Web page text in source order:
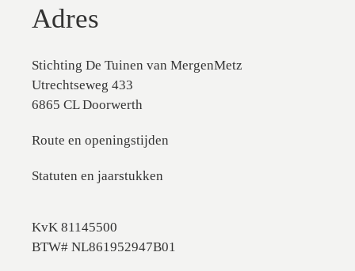
Adres
Stichting De Tuinen van MergenMetz
Utrechtseweg 433
6865 CL Doorwerth
Route en openingstijden
Statuten en jaarstukken
KvK 81145500
BTW# NL861952947B01